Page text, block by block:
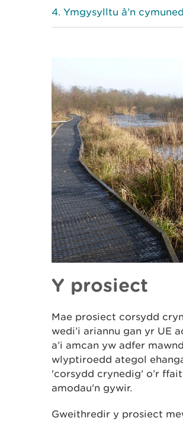
Ymgysylltu â’n
Y prosiect
Mae prosiect corsydd
wedi’i ariannu gan yr UE
a’i amcan yw adfer
wlyptiroedd ategol
'corsydd crynedig' o’r
amodau'n gywir.
Gweithredir y prosiect